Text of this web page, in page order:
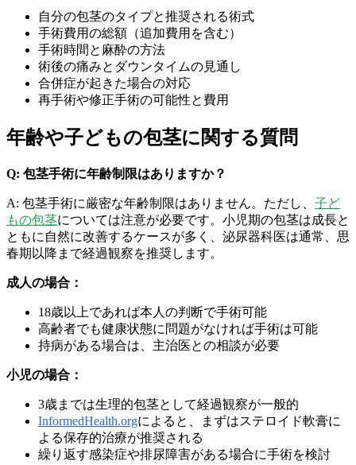
自分の包茎のタイプと推奨される術式
手術費用の総額（追加費用を含む）
手術時間と麻酔の方法
術後の痛みとダウンタイムの見通し
合併症が起きた場合の対応
再手術や修正手術の可能性と費用
年齢や子どもの包茎に関する質問
Q: 包茎手術に年齢制限はありますか？
A: 包茎手術に厳密な年齢制限はありません。ただし、 子ど
もの包茎については注意が必要です。小児期の包茎は成長と
ともに自然に改善するケースが多く、泌尿器科医は通常、思
春期以降まで経過観察を推奨します。
成人の場合：
18歳以上であれば本人の判断で手術可能
高齢者でも健康状態に問題がなければ手術は可能
持病がある場合は、主治医との相談が必要
小児の場合：
3歳までは生理的包茎として経過観察が一般的
InformedHealth.orgによると、まずはステロイド軟膏に
よる保存的治療が推奨される
繰り返す感染症や排尿障害がある場合に手術を検討